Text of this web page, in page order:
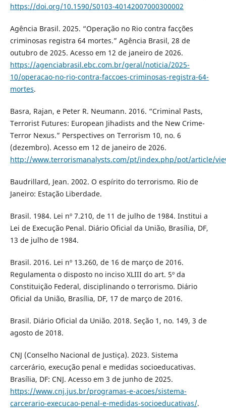
https://doi.org/10.1590/S0103-40142007000300002
Agência Brasil. 2025. “Operação no Rio contra facções
criminosas registra 64 mortes.” Agência Brasil, 28 de
outubro de 2025. Acesso em 12 de janeiro de 2026.
https://agenciabrasil.ebc.com.br/geral/noticia/2025-
10/operacao-no-rio-contra-faccoes-criminosas-registra-64-
mortes.
Basra, Rajan, e Peter R. Neumann. 2016. “Criminal Pasts,
Terrorist Futures: European Jihadists and the New Crime-
Terror Nexus.” Perspectives on Terrorism 10, no. 6
(dezembro). Acesso em 12 de janeiro de 2026.
http://www.terrorismanalysts.com/pt/index.php/pot/article/
Baudrillard, Jean. 2002. O espírito do terrorismo. Rio de
Janeiro: Estação Liberdade.
Brasil. 1984. Lei nº 7.210, de 11 de julho de 1984. Institui a
Lei de Execução Penal. Diário Oficial da União, Brasília, DF,
13 de julho de 1984.
Brasil. 2016. Lei nº 13.260, de 16 de março de 2016.
Regulamenta o disposto no inciso XLIII do art. 5º da
Constituição Federal, disciplinando o terrorismo. Diário
Oficial da União, Brasília, DF, 17 de março de 2016.
Brasil. Diário Oficial da União. 2018. Seção 1, no. 149, 3 de
agosto de 2018.
CNJ (Conselho Nacional de Justiça). 2023. Sistema
carcerário, execução penal e medidas socioeducativas.
Brasília, DF: CNJ. Acesso em 3 de junho de 2025.
https://www.cnj.jus.br/programas-e-acoes/sistema-
carcerario-execucao-penal-e-medidas-socioeducativas/.